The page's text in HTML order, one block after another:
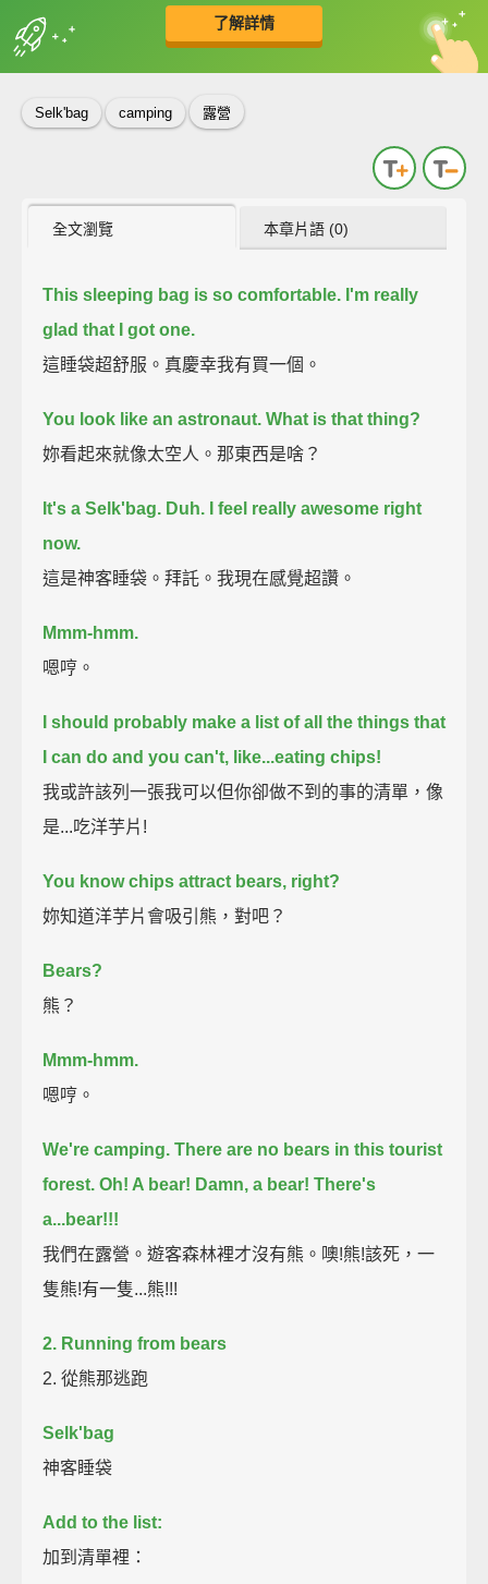
了解詳情
收錄佳句 中
英
Selk'bag camping 露營
全文瀏覽 本章片語 (0)
This sleeping bag is so comfortable. I'm really
glad that I got one.
這睡袋超舒服。真慶幸我有買一個。
You look like an astronaut. What is that thing?
妳看起來就像太空人。那東西是啥？
It's a Selk'bag. Duh.
I feel really awesome right
now.
這是神客睡袋。拜託。我現在感覺超讚。
Mmm-hmm.
嗯哼。
I should probably make a list of all the things that
I can do and you can't, like...eating chips!
我或許該列一張我可以但你卻做不到的事的清單，像
是...吃洋芋片!
You know chips attract bears, right?
妳知道洋芋片會吸引熊，對吧？
Bears?
熊？
Mmm-hmm.
嗯哼。
We're camping. There are no bears in this tourist
forest. Oh! A bear! Damn, a bear! There's
a...bear!!!
我們在露營。遊客森林裡才沒有熊。噢!熊!該死，一
隻熊!有一隻...熊!!!
2. Running from bears
2. 從熊那逃跑
Selk'bag
神客睡袋
Add to the list:
加到清單裡：